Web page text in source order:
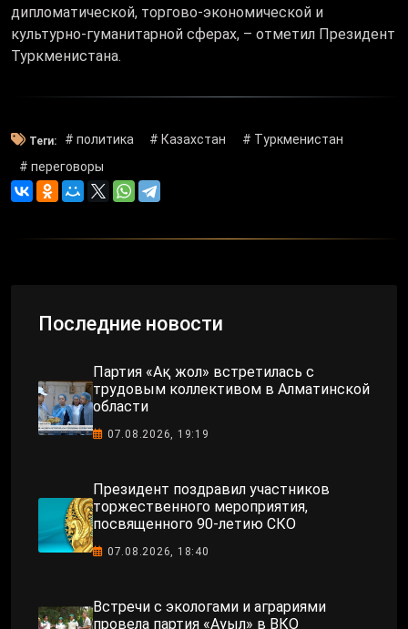
дипломатической, торгово-экономической и
культурно-гуманитарной сферах, – отметил Президент
Туркменистана.
Теги: # политика # Казахстан
# Туркменистан
# переговоры
Последние новости
Партия «Ақ жол» встретилась с
трудовым коллективом в Алматинской
области
07.08.2026, 19:19
Президент поздравил участников
торжественного мероприятия,
посвященного 90-летию СКО
07.08.2026, 18:40
Встречи с экологами и аграриями
провела партия «Ауыл» в ВКО